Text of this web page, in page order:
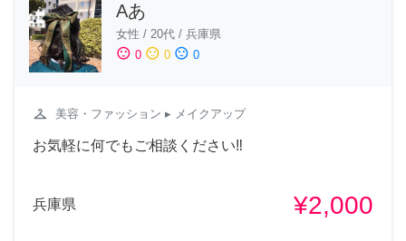
Aあ
女性 / 20代 / 兵庫県
sentiment_satisfied 0 sentiment_neutral 0 sentiment_dissatisfied 0
checkroom 美容・ファッション ▸ メイクアップ
お気軽に何でもご相談ください‼︎
兵庫県 ¥2,000